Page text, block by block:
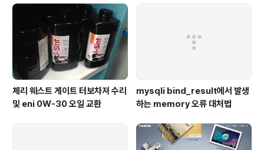
체리 웨스트 게이트 터보차져 수리
및 eni 0W-30 오일 교환
mysqli bind_result에서 발생
하는 memory 오류 대처법